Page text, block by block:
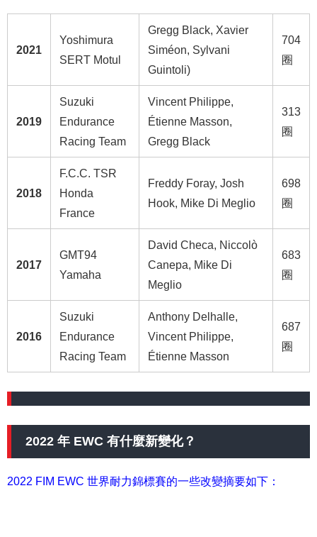
2021
Yoshimura
SERT Motul
Gregg Black, Xavier
Siméon, Sylvani
Guintoli)
704
圈
2019
Suzuki
Endurance
Racing Team
Vincent Philippe,
Étienne Masson,
Gregg Black
313
圈
2018
F.C.C. TSR
Honda
France
Freddy Foray, Josh
Hook, Mike Di Meglio
698
圈
2017
GMT94
Yamaha
David Checa, Niccolò
Canepa, Mike Di
Meglio
683
圈
2016
Suzuki
Endurance
Racing Team
Anthony Delhalle,
Vincent Philippe,
Étienne Masson
687
圈
2022 年 EWC 有什麼新變化？
2022 FIM EWC 世界耐力錦標賽的一些改變摘要如下：